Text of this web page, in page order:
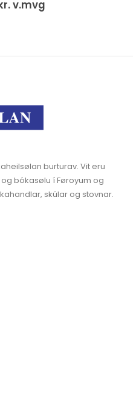
v.mvg
burturav. Vit eru
bókasølu í Føroyum og
skúlar og stovnar.